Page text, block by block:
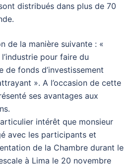
distribués dans plus de 70
de la manière suivante : «
pour faire du
de fonds d’investissement
». A l’occasion de cette
ses avantages aux
intérêt que monsieur
avec les participants et
de la Chambre durant le
à Lima le 20 novembre